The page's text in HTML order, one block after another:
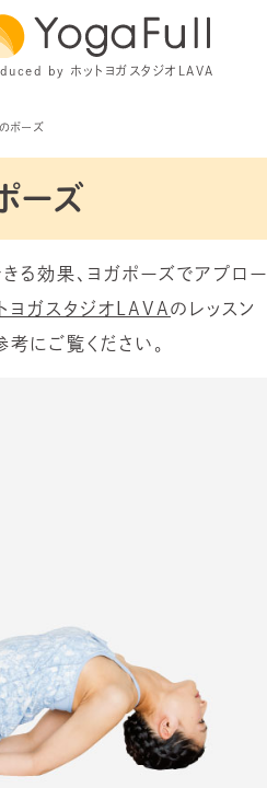
by ホットヨガスタジオLAVA
ポーズ
ーズ
る効果、ヨガポーズでアプロー
ヨガスタジオLAVAのレッスン
にご覧ください。